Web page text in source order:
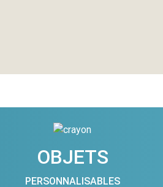
OBJETS
PERSONNALISABLES